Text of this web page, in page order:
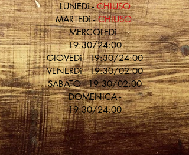
LUNEDì -CHIUSO
MARTEDì -CHIUSO
MERCOLEDì -
19:30/24:00
GIOVEDì - 19:30/24:00
VENERDì - 19:30/02:00
SABATO - 19:30/02:00
DOMENICA -
19:30/24:00